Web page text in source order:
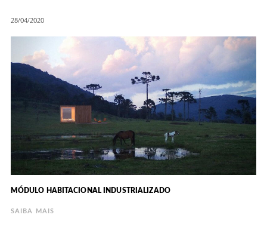
28/04/2020
MÓDULO HABITACIONAL INDUSTRIALIZADO
SAIBA MAIS